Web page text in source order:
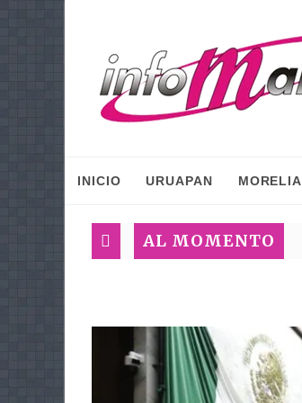
INICIO URUAPAN MORELIA
AL MOMENTO